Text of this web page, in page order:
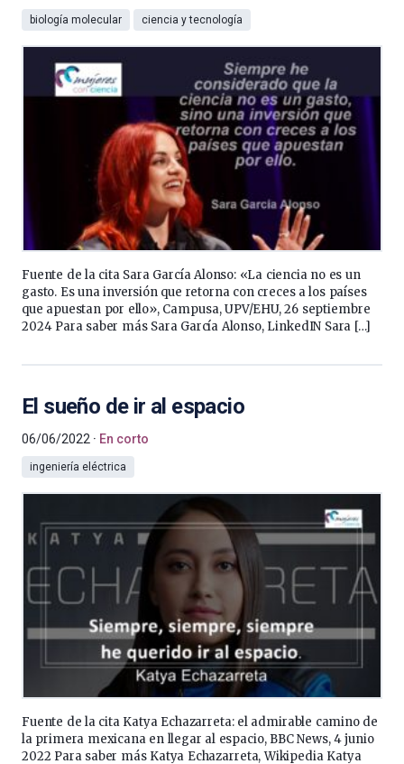
biología molecular ciencia y tecnología
Fuente de la cita Sara García Alonso: «La ciencia no es un
gasto. Es una inversión que retorna con creces a los países
que apuestan por ello», Campusa, UPV/EHU, 26 septiembre
2024 Para saber más Sara García Alonso, LinkedIN Sara […]
El sueño de ir al espacio
06/06/2022 En corto
ingeniería eléctrica
Fuente de la cita Katya Echazarreta: el admirable camino de
la primera mexicana en llegar al espacio, BBC News, 4 junio
2022 Para saber más Katya Echazarreta, Wikipedia Katya